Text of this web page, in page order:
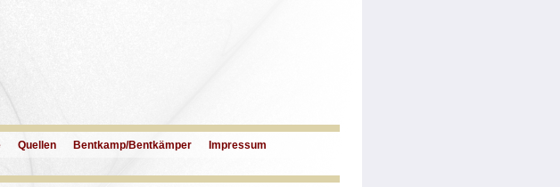
Quellen Bentkamp/Bentkämper Impressum